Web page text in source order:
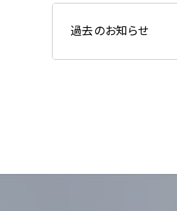
過去のお知らせ